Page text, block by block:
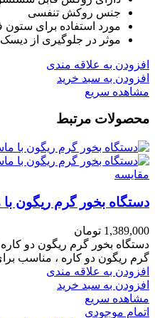
جنس روکش تنفسی
مورد استفاده برای ستون
موثر در جلوگیری از
افزودن به علاقه مندی
افزودن به سبد خرید
مشاهده سریع
محصولات مرتبط
مقایسه
دستگاه بخور گرم ریگون
1,389,000 تومان
دستگاه بخور گرم ریگون دو
گرم ریگون دو کاره ، مناسب
افزودن به علاقه مندی
افزودن به سبد خرید
مشاهده سریع
اتمام موجودی